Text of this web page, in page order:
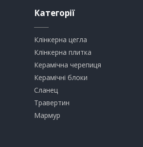
Категорії
Клінкерна цегла
​Клінкерна плитка
​Керамічна черепиця
​Керамічні блоки
​Сланец
Травертин​
​Мармур